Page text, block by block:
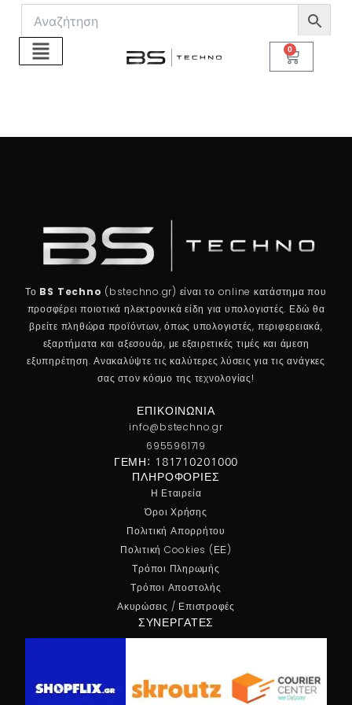
Μετάβαση
περιεχόμενο
0
Cart
Το BS Techno (bstechno.gr) είναι το online κατάστημα που
προσφέρει ποιοτικά ηλεκτρονικά είδη για υπολογιστές. Εδώ θα
βρείτε πληθώρα προϊόντων, όπως υπολογιστές, περιφερειακά,
εξαρτήματα και αξεσουάρ, με εξαιρετικές τιμές και άμεση
εξυπηρέτηση. Ανακαλύψτε τις καλύτερες λύσεις για τις ανάγκες
σας στον κόσμο της τεχνολογίας!
ΕΠΙΚΟΙΝΩΝΊΑ
info@bstechno.gr
6955961719
ΓΕΜΗ: 181710201000
ΠΛΗΡΟΦΟΡΊΕΣ
Η Εταιρεία
Όροι Χρήσης
Πολιτική Απορρήτου
Πολιτική Cookies (ΕΕ)
Τρόποι Πληρωμής
Τρόποι Αποστολής
Ακυρώσεις / Επιστροφές
ΣΥΝΕΡΓΆΤΕΣ